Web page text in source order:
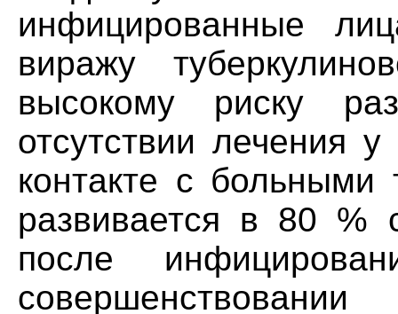
инфицированные
виражу
высокому риску
отсутствии лечения
контакте с больными
развивается в 80 %
после